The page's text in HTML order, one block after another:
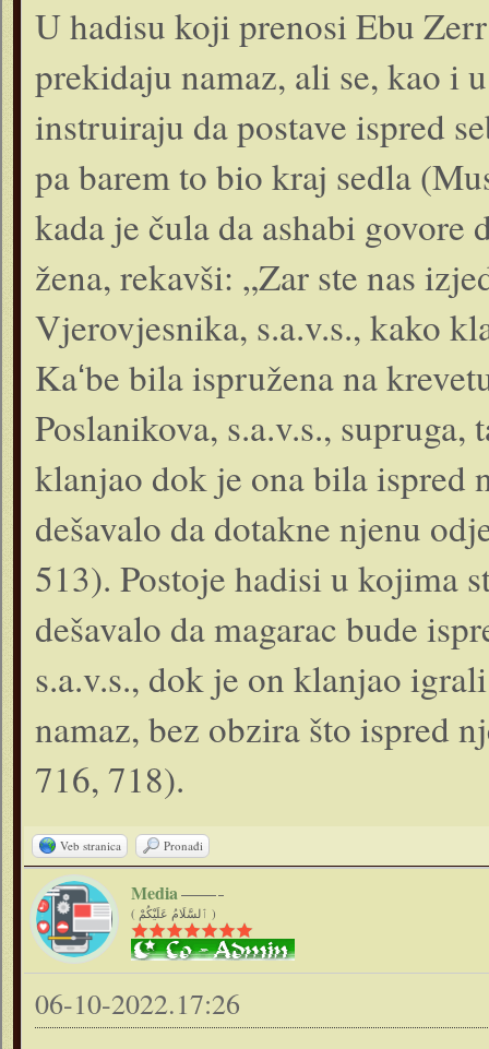
U hadisu koji prenosi Ebu
prekidaju namaz, ali se, kao i
instruiraju da postave ispred
pa barem to bio kraj sedla
kada je čula da ashabi govore
žena, rekavši: „Zar ste nas
Vjerovjesnika, s.a.v.s., kako
Kaʻbe bila ispružena na
Poslanikova, s.a.v.s., supruga,
klanjao dok je ona bila ispred
dešavalo da dotakne njenu
513). Postoje hadisi u kojima
dešavalo da magarac bude
s.a.v.s., dok je on klanjao
namaz, bez obzira što ispred
716, 718).
Veb stranica Pronađi
Media
( ٱلسَّلَامُ عَلَيْكُمْ )
06-10-2022.17:26